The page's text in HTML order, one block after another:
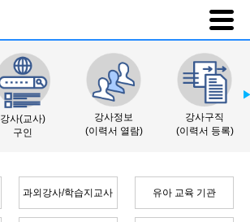
강사(교사)
구인
강사정보
(이력서 열람)
강사구직
(이력서 등록)
과외강사/학습지교사 유아 교육 기관